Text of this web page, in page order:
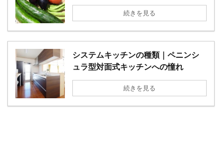
続きを見る
システムキッチンの種類｜ペニンシ
ュラ型対面式キッチンへの憧れ
続きを見る